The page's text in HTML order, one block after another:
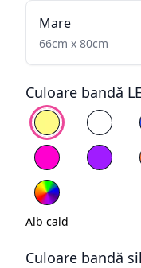
Mare
66cm x 80cm
Culoare bandă
Alege culoare
Alb cald Alb
Magenta
Mov
RGB
Alb cald
Culoare bandă